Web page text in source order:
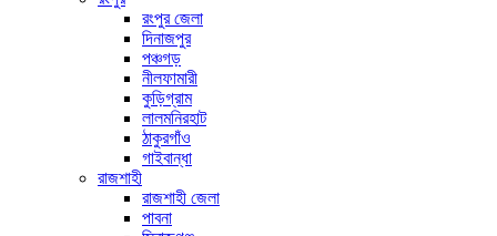
রংপুর জেলা
দিনাজপুর
পঞ্চগড়
নীলফামারী
কুড়িগ্রাম
লালমনিরহাট
ঠাকুরগাঁও
গাইবান্ধা
রাজশাহী
রাজশাহী জেলা
পাবনা